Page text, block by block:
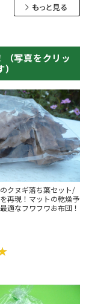
写真をクリッ
クヌギ落ち葉セット/
再現！マットの乾燥予
適なフワフワお布団！